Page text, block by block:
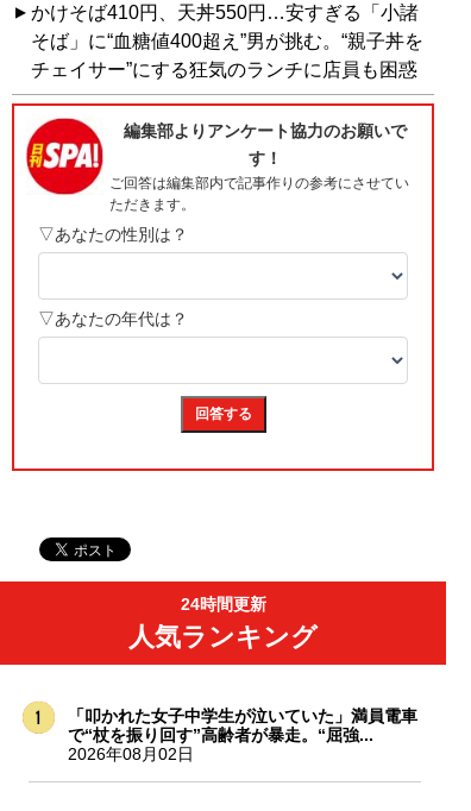
かけそば410円、天丼550円…安すぎる「小諸
そば」に“血糖値400超え”男が挑む。“親子丼を
チェイサー”にする狂気のランチに店員も困惑
24時間更新
人気ランキング
「叩かれた女子中学生が泣いていた」満員電車
で“杖を振り回す”高齢者が暴走。“屈強...
2026年08月02日